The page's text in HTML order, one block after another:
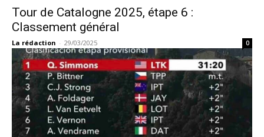
Tour de Catalogne 2025, étape 6 :
Classement général
La rédaction - 29/03/2025 0